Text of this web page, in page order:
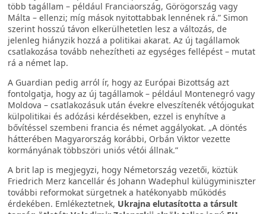
több tagállam – például Franciaország, Görögország vagy
Málta – ellenzi; míg mások nyitottabbak lennének rá.” Simon
szerint hosszú távon elkerülhetetlen lesz a változás, de
jelenleg hiányzik hozzá a politikai akarat. Az új tagállamok
csatlakozása tovább nehezítheti az egységes fellépést – mutat
rá a német lap.
A Guardian pedig arról ír, hogy az Európai Bizottság azt
fontolgatja, hogy az új tagállamok – például Montenegró vagy
Moldova – csatlakozásuk után évekre elveszítenék vétójogukat
külpolitikai és adózási kérdésekben, ezzel is enyhítve a
bővítéssel szembeni francia és német aggályokat. „A döntés
hátterében Magyarország korábbi, Orbán Viktor vezette
kormányának többszöri uniós vétói állnak.”
A brit lap is megjegyzi, hogy Németország vezetői, köztük
Friedrich Merz kancellár és Johann Wadephul külügyminiszter
további reformokat sürgetnek a hatékonyabb működés
érdekében. Emlékeztetnek, Ukrajna elutasította a társult